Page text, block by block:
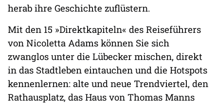
herab ihre Geschichte zuflüstern.
Mit den 15 »Direktkapiteln« des Reiseführers
von Nicoletta Adams können Sie sich
zwanglos unter die Lübecker mischen, direkt
in das Stadtleben eintauchen und die Hotspots
kennenlernen: alte und neue Trendviertel, den
Rathausplatz, das Haus von Thomas Manns